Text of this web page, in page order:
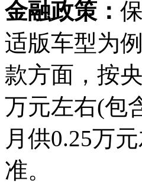
金融政策：
适版车型为
款方面，按
万元左右(包
月供0.25万
准。